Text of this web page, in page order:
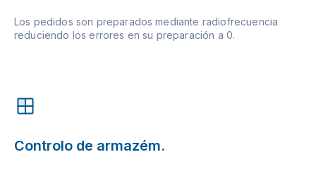
Los pedidos son preparados mediante radiofrecuencia
reduciendo los errores en su preparación a 0.
Controlo de armazém.